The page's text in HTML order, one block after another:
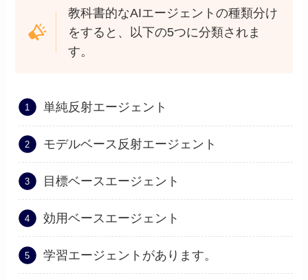
教科書的なAIエージェントの種類分け
をすると、以下の5つに分類されま
す。
単純反射エージェント
モデルベース反射エージェント
目標ベースエージェント
効用ベースエージェント
学習エージェントがあります。